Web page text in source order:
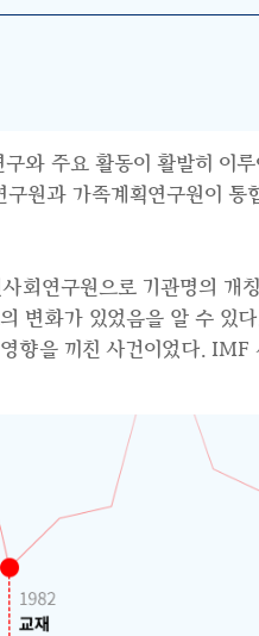
와 주요 활동이 활발히 이
원과 가족계획연구원이
회연구원으로 기관명의
변화가 있었음을 알 수
향을 끼친 사건이었다.